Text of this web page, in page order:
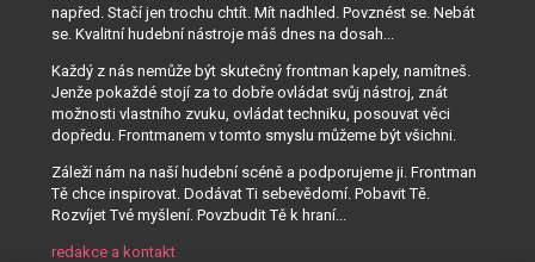
napřed. Stačí jen trochu chtít. Mít nadhled. Povznést se. Nebát
se. Kvalitní hudební nástroje máš dnes na dosah...
Každý z nás nemůže být skutečný frontman kapely, namítneš.
Jenže pokaždé stojí za to dobře ovládat svůj nástroj, znát
možnosti vlastního zvuku, ovládat techniku, posouvat věci
dopředu. Frontmanem v tomto smyslu můžeme být všichni.
Záleží nám na naší hudební scéně a podporujeme ji. Frontman
Tě chce inspirovat. Dodávat Ti sebevědomí. Pobavit Tě.
Rozvíjet Tvé myšlení. Povzbudit Tě k hraní...
redakce a kontakt